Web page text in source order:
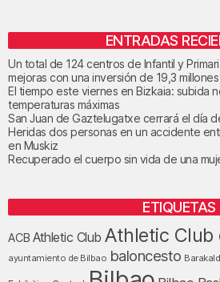
ENTRADAS
Un total de 124 centros de Infantil y
mejoras con una inversión de 19,3 millones
El tiempo este viernes en Bizkaia: subida
temperaturas máximas
San Juan de Gaztelugatxe cerrará el día
Heridas dos personas en un accidente
en Muskiz
Recuperado el cuerpo sin vida de una
ETIQUETAS
ACB Athletic Club Athletic Club
ayuntamiento de Bilbao baloncesto